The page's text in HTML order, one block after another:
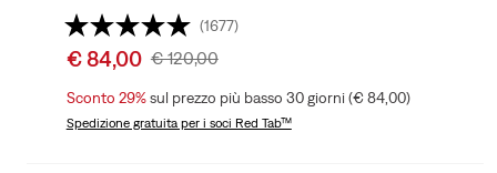
(1677)
Sale
is
€ 84,00 Original
Was
€ 120,00
Sconto 29%sul prezzo più basso 30 giorni (€ 84,00)
Spedizione gratuitaper i soci Red Tab™